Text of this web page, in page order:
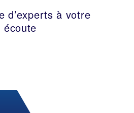
d’experts à votre
écoute